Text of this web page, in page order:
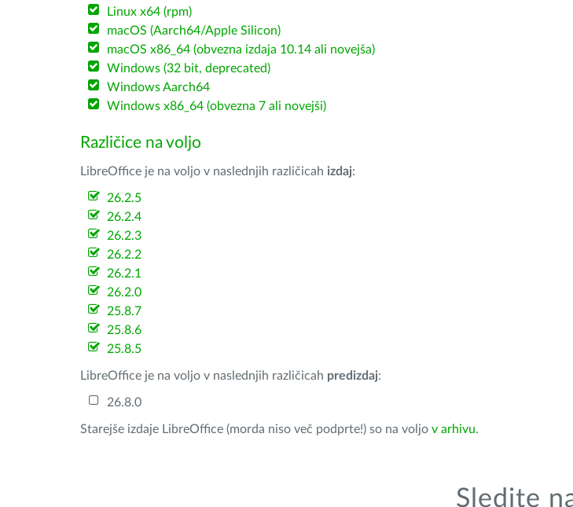
Linux x64 (rpm)
macOS (Aarch64/Apple Silicon)
macOS x86_64 (obvezna izdaja 10.14 ali novejša)
Windows (32 bit, deprecated)
Windows Aarch64
Windows x86_64 (obvezna 7 ali novejši)
Različice na voljo
LibreOffice je na voljo v naslednjih različicah izdaj:
26.2.5
26.2.4
26.2.3
26.2.2
26.2.1
26.2.0
25.8.7
25.8.6
25.8.5
LibreOffice je na voljo v naslednjih različicah predizdaj:
26.8.0
Starejše izdaje LibreOffice (morda niso več podprte!) so na voljo v arhivu.
Sledite